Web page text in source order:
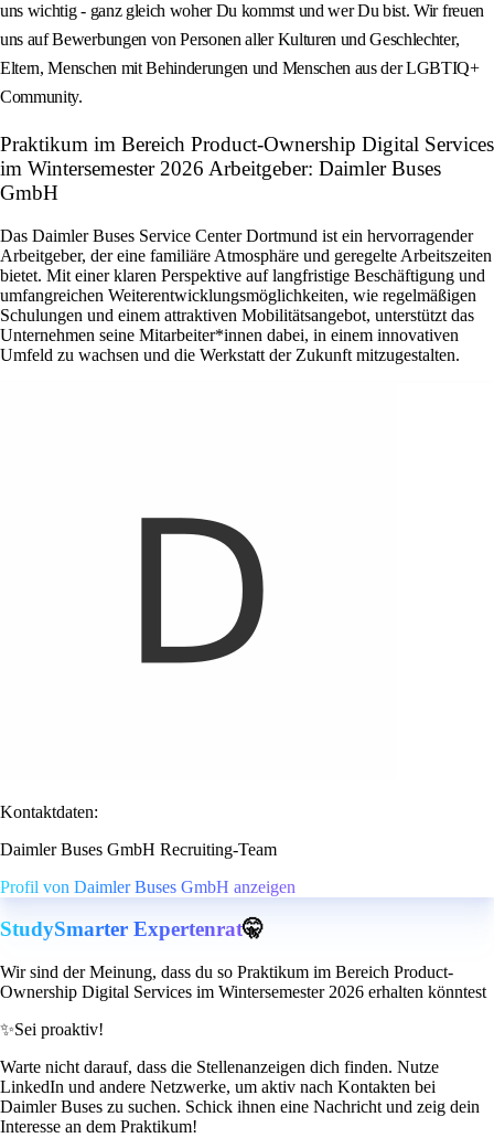
uns wichtig - ganz gleich woher Du kommst und wer Du bist. Wir freuen
uns auf Bewerbungen von Personen aller Kulturen und Geschlechter,
Eltern, Menschen mit Behinderungen und Menschen aus der LGBTIQ+
Community.
Praktikum im Bereich Product-Ownership Digital Services
im Wintersemester 2026 Arbeitgeber: Daimler Buses
GmbH
Das Daimler Buses Service Center Dortmund ist ein hervorragender
Arbeitgeber, der eine familiäre Atmosphäre und geregelte Arbeitszeiten
bietet. Mit einer klaren Perspektive auf langfristige Beschäftigung und
umfangreichen Weiterentwicklungsmöglichkeiten, wie regelmäßigen
Schulungen und einem attraktiven Mobilitätsangebot, unterstützt das
Unternehmen seine Mitarbeiter*innen dabei, in einem innovativen
Umfeld zu wachsen und die Werkstatt der Zukunft mitzugestalten.
Kontaktdaten:
Daimler Buses GmbH Recruiting-Team
Profil von Daimler Buses GmbH anzeigen
StudySmarter Expertenrat🤫
Wir sind der Meinung, dass du so Praktikum im Bereich Product-
Ownership Digital Services im Wintersemester 2026 erhalten könntest
✨Sei proaktiv!
Warte nicht darauf, dass die Stellenanzeigen dich finden. Nutze
LinkedIn und andere Netzwerke, um aktiv nach Kontakten bei
Daimler Buses zu suchen. Schick ihnen eine Nachricht und zeig dein
Interesse an dem Praktikum!